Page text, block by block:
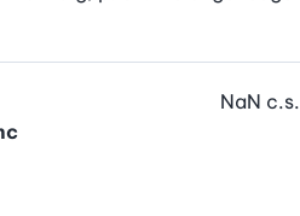
NaN c.s.